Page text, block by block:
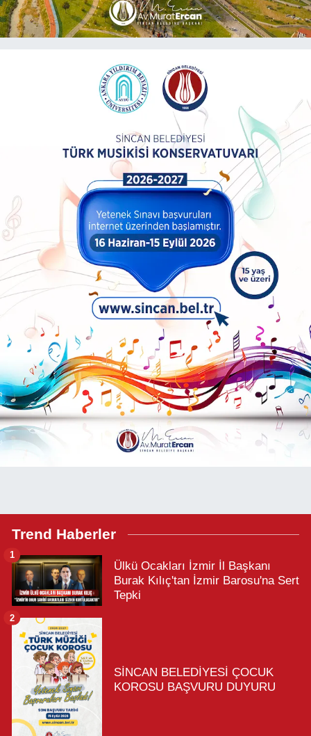
Trend Haberler
Ülkü Ocakları İzmir İl Başkanı
Burak Kılıç'tan İzmir Barosu'na Sert
Tepki
1
SİNCAN BELEDİYESİ ÇOCUK
KOROSU BAŞVURU DUYURU
2